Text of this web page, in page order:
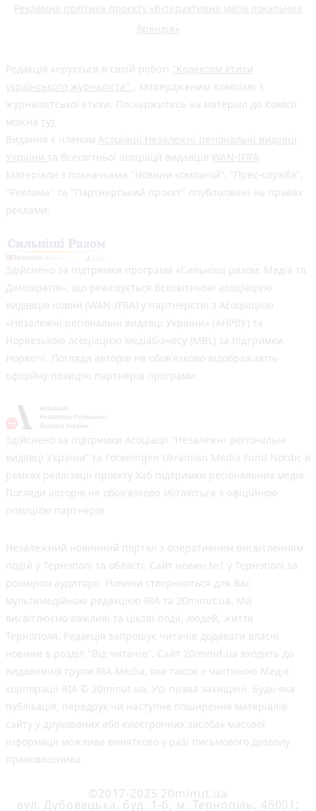
Рекламна політика проєкту «Інтерактивна мапа локальних
брендів»
Редакція керується в своїй роботі "Кодексом етики
українського журналіста" , затвердженим Комісією з
журналістської етики. Поскаржитись на матеріал до Комісії
можна тут
Видання є членом Асоціації Незалежні регіональні видавці
України та Всесвітньої асоціації видавців WAN-IFRA
Матеріали з позначками "Новини компаній", "Прес-служба",
"Реклама" та "Партнерський проєкт" опубліковані на правах
реклами.
Здійснено за підтримки програми «Сильніші разом: Медіа та
Демократія», що реалізується Всесвітньою асоціацією
видавців новин (WAN-IFRA) у партнерстві з Асоціацією
«Незалежні регіональні видавці України» (АНРВУ) та
Норвезькою асоціацією медіабізнесу (MBL) за підтримки
Норвегії. Погляди авторів не обов’язково відображають
офіційну позицію партнерів програми.
Здійснено за підтримки Асоціації “Незалежні регіональні
видавці України” та Foreningen Ukrainian Media Fund Nordic в
рамках реалізації проєкту Хаб підтримки регіональних медіа.
Погляди авторів не обов'язково збігаються з офіційною
позицією партнерів
Незалежний новинний портал з оперативним висвітленням
подій у Тернополі та області. Сайт новин №1 у Тернополі за
розміром аудиторії. Новини створюються для Вас
мультимедійною редакцією RIA та 20minut.ua. Ми
висвітлюємо важливі та цікаві події, людей, життя
Тернополя. Редакція запрошує читачів додавати власні
новини в розділ "Від читачів". Сайт 20minut.ua входить до
видавничої групи RIA Media, яка також є частиною Медіа
корпорації RIA © 20minut.ua. Усі права захищені. Будь-яка
публiкацiя, передрук чи наступне поширення матеріалів
сайту у друкованих або електронних засобах масової
інформації можлива винятково у разі письмового дозволу
правовласника.
©2017-2025 20minut.ua
вул. Дубовецька, буд. 1-б, м. Тернопіль, 46001;